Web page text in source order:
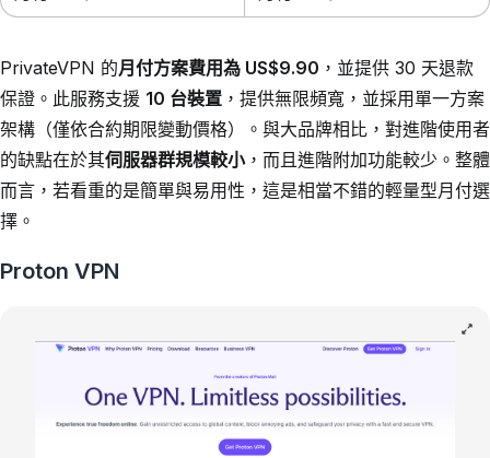
PrivateVPN 的月付方案費用為 US$9.90 ，並提供 30 天退款
保證。此服務支援 10 台裝置，提供無限頻寬，並採用單一方案
架構（僅依合約期限變動價格）。與大品牌相比，對進階使用者
的缺點在於其伺服器群規模較小，而且進階附加功能較少。整體
而言，若看重的是簡單與易用性，這是相當不錯的輕量型月付選
擇。
Proton VPN